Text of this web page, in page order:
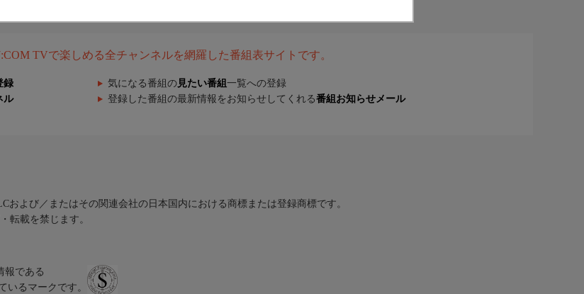
TVで楽しめる全チャンネルを網羅した番組表サイトです。
録 気になる番組の 見たい番組 一覧への登録
ル 登録した番組の最新情報をお知らせしてくれる番組お知らせメール
よび／またはその関連会社の日本国内における商標または登録商標です。
転載を禁じます。
報である
いるマークです。